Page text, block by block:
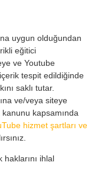
uygun olduğundan
eğitici
ve Youtube
tespit edildiğinde
saklı tutar.
ve/veya siteye
kapsamında
hizmet şartları ve
ihlal